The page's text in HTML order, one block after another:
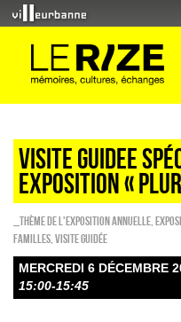
VISITE GUIDEE
EXPOSITION «
_Thème de l'exposition annuelle
familles Visite guidée
MERCREDI 6 DÉCEMBRE
15:00-15:45